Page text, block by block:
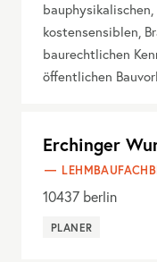
kostensensiblen,
baurechtlichen
öffentlichen
Erchinger
10437 berlin
PLANER